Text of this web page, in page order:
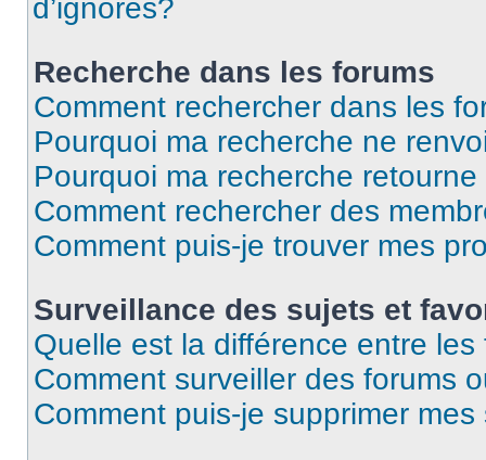
d’ignorés?
Recherche dans les forums
Comment rechercher dans les
Pourquoi ma recherche ne
Pourquoi ma recherche
Comment rechercher des
Comment puis-je trouver mes
Surveillance des sujets et
Quelle est la différence entre
Comment surveiller des forums
Comment puis-je supprimer